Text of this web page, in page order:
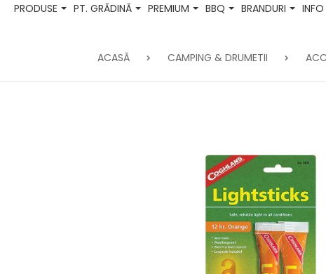
PRODUSE PT. GRĂDINĂ PREMIUM BBQ BRANDURI INFO
ACASĂ CAMPING & DRUMETII